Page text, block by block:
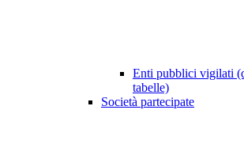
Enti pubblici vigilati
tabelle)
Società partecipate